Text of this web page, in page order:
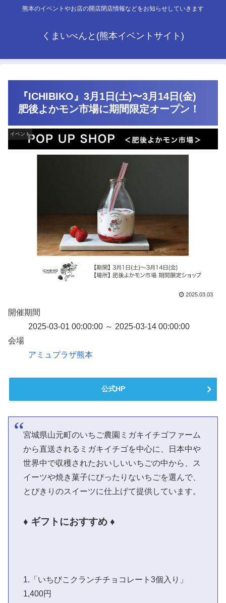
熊本のイベントやお店の開店閉店情報などをお知らせしていきます
くまいべんと(熊本イベントサイト)
『ICHIBIKO』3月1日(土)〜3月14日(金)
肥後よかモン市場に期間限定オープン！
イベント
2025.03.03
開催期間
2025-03-01 00:00:00 ～ 2025-03-14 00:00:00
会場
アミュプラザ熊本
公式HP
宮城県山元町のいちご農園ミガキイチゴファーム
から直送されるミガキイチゴを中心に、日本中や
世界中で収穫されたおいしいいちごの中から、ス
イーツや焼き菓子にぴったりないちごを選んで、
とびきりのスイーツに仕上げて提供しています。
♦ ギフトにおすすめ ♦
1.「いちびこクランチチョコレート3個入り」
1,400円